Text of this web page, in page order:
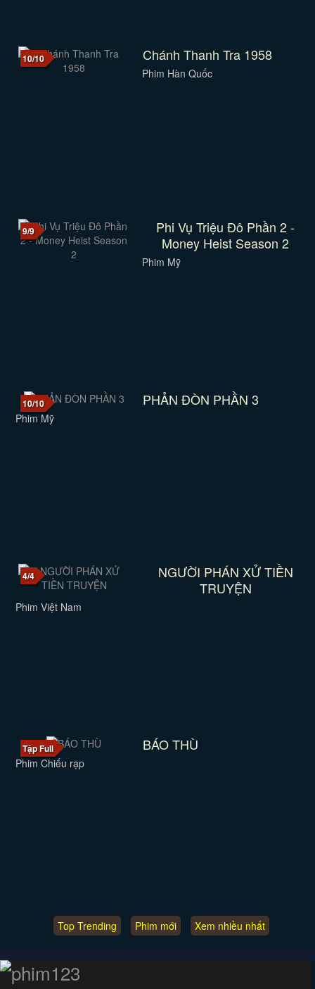
10/10 Chánh Thanh Tra 1958
Phim Hàn Quốc
9/9
Phi Vụ Triệu Đô Phần 2 -
Money Heist Season 2
Phim Mỹ
10/10 PHẢN ĐÒN PHẦN 3
Phim Mỹ
4/4
NGƯỜI PHÁN XỬ TIỀN
TRUYỆN
Phim Việt Nam
Tập Full BÁO THÙ
Phim Chiếu rạp
Top Trending Phim mới Xem nhiều nhất